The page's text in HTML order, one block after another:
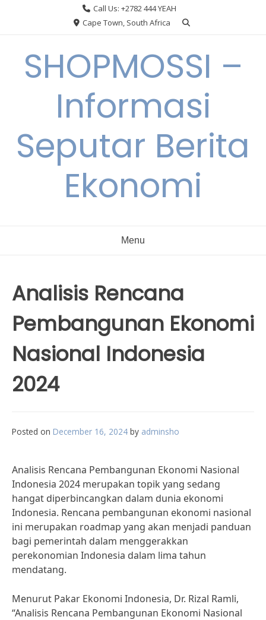
Call Us: +2782 444 YEAH
Cape Town, South Africa
SHOPMOSSI –
Informasi
Seputar Berita
Ekonomi
Menu
Analisis Rencana
Pembangunan Ekonomi
Nasional Indonesia
2024
Posted on December 16, 2024 by adminsho
Analisis Rencana Pembangunan Ekonomi Nasional
Indonesia 2024 merupakan topik yang sedang
hangat diperbincangkan dalam dunia ekonomi
Indonesia. Rencana pembangunan ekonomi nasional
ini merupakan roadmap yang akan menjadi panduan
bagi pemerintah dalam menggerakkan
perekonomian Indonesia dalam lima tahun
mendatang.
Menurut Pakar Ekonomi Indonesia, Dr. Rizal Ramli,
“Analisis Rencana Pembangunan Ekonomi Nasional